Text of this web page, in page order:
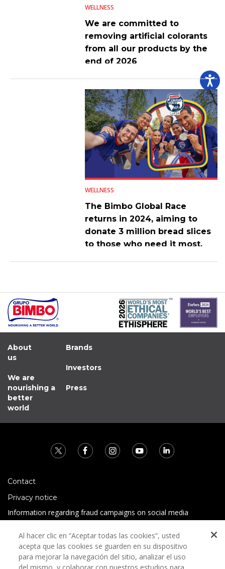
WELLNESS
We are committed to
removing artificial colorants
from all our products by the
end of 2026
WELLNESS
The Bimbo Global Race
returns in 2024, aiming to
donate 3 million bread slices
to those who need it most.
About
us
We are
nourishing a
better
world
Brands
Investors
Press
Contact
Privacy notice
Information regarding fraud campaigns on social media
Terms and conditions
Al hacer clic en “Aceptar todas las cookies”, usted
acepta que las cookies se guarden en su dispositivo
para mejorar la navegación del sitio, analizar el uso